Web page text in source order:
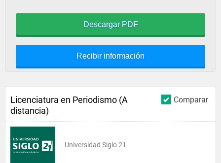
Descargar PDF
Recibir información
Comparar
Licenciatura en Periodismo (A
distancia)
Universidad Siglo 21